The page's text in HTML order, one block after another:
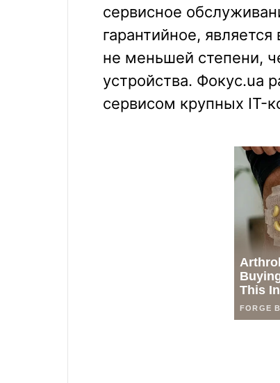
сервисное
гарантийное,
не меньшей степени,
устройства. Фокус.ua
сервисом крупных IT-